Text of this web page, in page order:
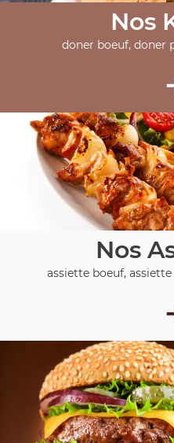
Nos
doner boeuf, doner
Nos
assiette boeuf,